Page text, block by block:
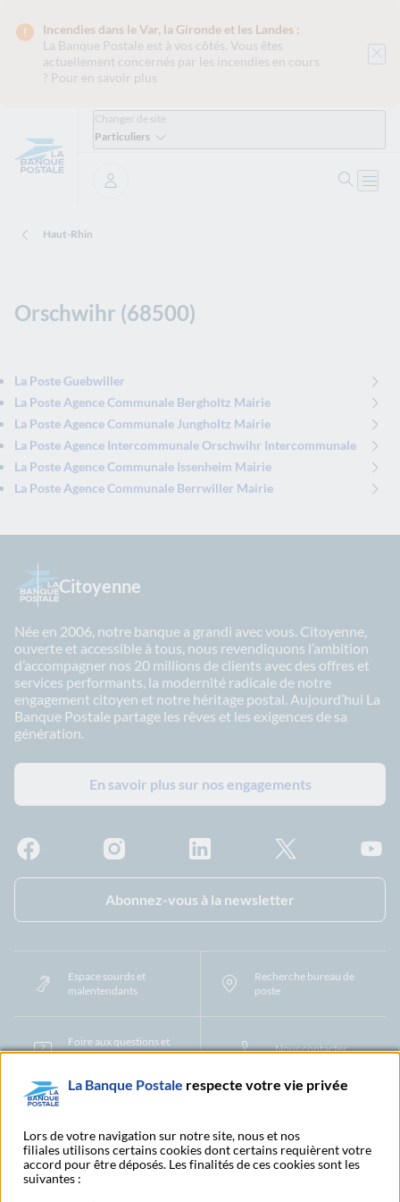
Incendies dans le Var, la Gironde et les Landes :
La Banque Postale est à vos côtés. Vous êtes
actuellement concernés par les incendies en cours
? Pour en savoir plus
Changer de site
Particuliers
Se connecter
Haut-Rhin
Orschwihr (68500)
La Poste Guebwiller
La Poste Agence Communale Bergholtz Mairie
La Poste Agence Communale Jungholtz Mairie
La Poste Agence Intercommunale Orschwihr Intercommunale
La Poste Agence Communale Issenheim Mairie
La Poste Agence Communale Berrwiller Mairie
Citoyenne
Née en 2006, notre banque a grandi avec vous. Citoyenne,
ouverte et accessible à tous, nous revendiquons l’ambition
d’accompagner nos 20 millions de clients avec des offres et
services performants, la modernité radicale de notre
engagement citoyen et notre héritage postal. Aujourd’hui La
Banque Postale partage les rêves et les exigences de sa
génération.
En savoir plus sur nos engagements
Abonnez-vous à la newsletter
Espace sourds et
malentendants
Recherche bureau de
poste
Foire aux questions et
centre d'aide
Nous contacter
Protection des Données à Caractère PersonnelFiliales et partenaires
CookiesGestion des cookiesActualiser vos informations
Contestation et réclamation Coordonnées Centres Financiers
La Banque Postale respecte votre vie privée
Lors de votre navigation sur notre site, nous et nos
filiales utilisons certains cookies dont certains requièrent votre
accord pour être déposés. Les finalités de ces cookies sont les
suivantes :